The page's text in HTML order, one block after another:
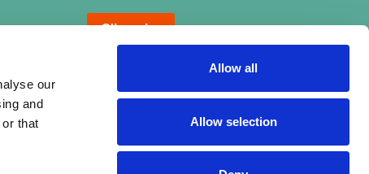
our
and
that
Allow all
Allow selection
S'inscrire